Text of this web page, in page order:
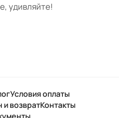
удивляйте!
Условия оплаты
возвратКонтакты